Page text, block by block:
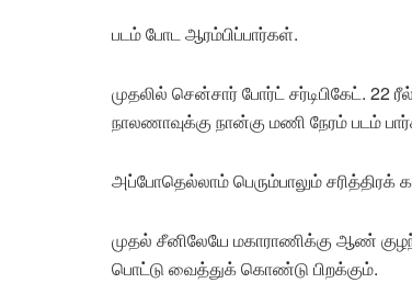
படம் போட ஆரம்பிப்பார்கள்.
முதலில் சென்சார் போர்ட் சர்டிபிகேட்.
நாலணாவுக்கு நான்கு மணி நேரம் படம்
அப்போதெல்லாம் பெரும்பாலும்
முதல் சீனிலேயே மகாராணிக்கு ஆண்
பொட்டு வைத்துக் கொண்டு பிறக்கும்.